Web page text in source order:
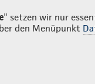
" setzen wir nur
den Menüpunkt
Login